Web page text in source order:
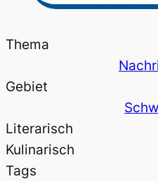
Thema
Gebiet
Literarisch
Kulinarisch
Tags